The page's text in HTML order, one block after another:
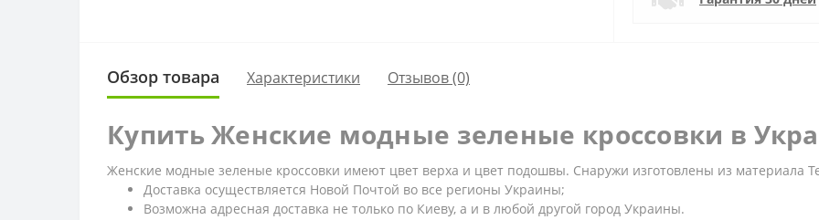
Обзор товара Характеристики Отзывов (0)
Купить Женские модные зеленые кроссовки в
Женские модные зеленые кроссовки имеют цвет верха и цвет подошвы. Снаружи изготовлены из материала
Доставка осуществляется Новой Почтой во все регионы Украины;
Возможна адресная доставка не только по Киеву, а и в любой другой город Украины.